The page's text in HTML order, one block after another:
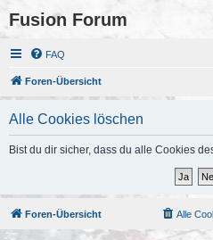
Fusion Forum
FAQ
Foren-Übersicht
Alle Cookies löschen
Bist du dir sicher, dass du alle Cookies
Foren-Übersicht Alle